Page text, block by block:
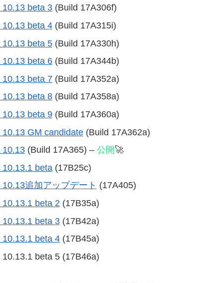
beta 3(Build 17A306f)
beta 4(Build 17A315i)
beta 5(Build 17A330h)
beta 6(Build 17A344b)
beta 7(Build 17A352a)
beta 8(Build 17A358a)
beta 9(Build 17A360a)
GM candidate(Build 17A362a)
10.13(Build 17A365) – 公開🚀
beta(17B25c)
追加アップデート (17A405)
beta 2 (17B35a)
beta 3(17B42a)
beta 4(17B45a)
beta 5 (17B46a)